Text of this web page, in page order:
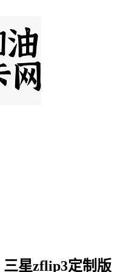
星zflip3定制版